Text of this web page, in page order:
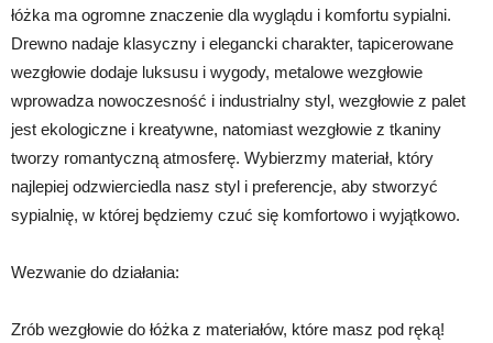
łóżka ma ogromne znaczenie dla wyglądu i komfortu sypialni.
Drewno nadaje klasyczny i elegancki charakter, tapicerowane
wezgłowie dodaje luksusu i wygody, metalowe wezgłowie
wprowadza nowoczesność i industrialny styl, wezgłowie z palet
jest ekologiczne i kreatywne, natomiast wezgłowie z tkaniny
tworzy romantyczną atmosferę. Wybierzmy materiał, który
najlepiej odzwierciedla nasz styl i preferencje, aby stworzyć
sypialnię, w której będziemy czuć się komfortowo i wyjątkowo.
Wezwanie do działania:
Zrób wezgłowie do łóżka z materiałów, które masz pod ręką!